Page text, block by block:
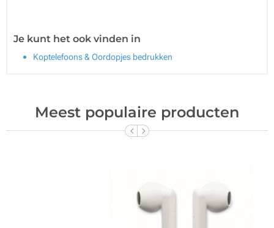
Je kunt het ook vinden in
Koptelefoons & Oordopjes bedrukken
Meest populaire producten